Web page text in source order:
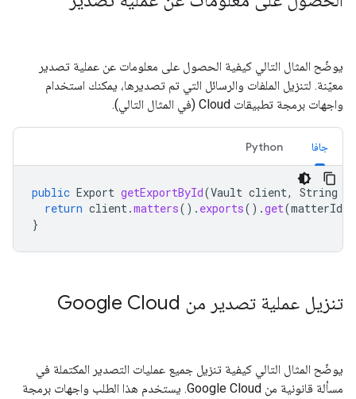
يوضّح المثال التالي كيفية الحصول على معلومات عن عملية تصدير
معيّنة. لتنزيل الملفات والرسائل التي تم تصديرها، يمكنك استخدام
واجهات برمجة تطبيقات Cloud (في المثال التالي).
جافا Python
public Export getExportById(Vault client, String
return client.matters(). exports().get(matterId
}
تنزيل عملية تصدير من Google Cloud
يوضّح المثال التالي كيفية تنزيل جميع عمليات التصدير المكتملة في
مسألة قانونية من Google Cloud. يستخدم هذا الطلب واجهات برمجة